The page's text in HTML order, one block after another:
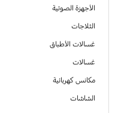
الأجهزة الصوتية
الثلاجات
غسالات الأطباق
غسالات
مكانس كهربائية
الشاشات